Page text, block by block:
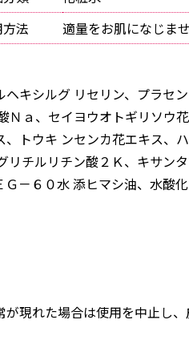
法
適量をお肌になじま
キシルグ リセリン、プラセ
ａ、セイヨウオトギリソウ
トウキ ンセンカ花エキス、
チルリチン酸２Ｋ、キサン
－６０水 添ヒマシ油、水酸
現れた場合は使用を中止し